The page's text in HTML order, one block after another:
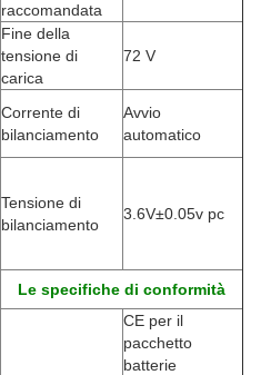
raccomandata
Fine della
tensione di
carica
72 V
Corrente di
bilanciamento
Avvio
automatico
Tensione di
bilanciamento
3.6V±0.05v pc
Le specifiche di conformità
CE per il
pacchetto
batterie